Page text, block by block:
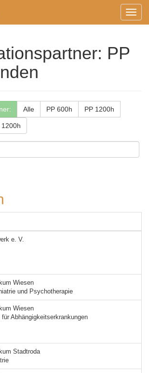
Menü
ein-/
PP
Alle PP 600h PP 1200h
1200h
e. V.
Wiesen
und Psychotherapie
Wiesen
Abhängigkeitserkrankungen
Stadtroda